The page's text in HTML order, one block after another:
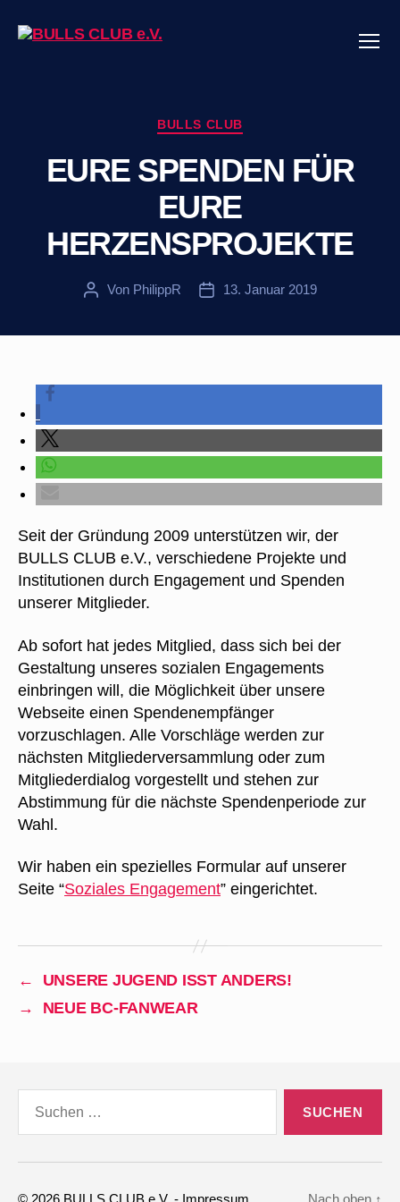
Kategorien
BULLS CLUB
EURE SPENDEN FÜR
EURE
HERZENSPROJEKTE
Beitragsautor
Von PhilippR Veröffentlichungsdatum
13. Januar 2019
Seit der Gründung 2009 unterstützen wir, der
BULLS CLUB e.V., verschiedene Projekte und
Institutionen durch Engagement und Spenden
unserer Mitglieder.
Ab sofort hat jedes Mitglied, dass sich bei der
Gestaltung unseres sozialen Engagements
einbringen will, die Möglichkeit über unsere
Webseite einen Spendenempfänger
vorzuschlagen. Alle Vorschläge werden zur
nächsten Mitgliederversammlung oder zum
Mitgliederdialog vorgestellt und stehen zur
Abstimmung für die nächste Spendenperiode zur
Wahl.
Wir haben ein spezielles Formular auf unserer
Seite “Soziales Engagement” eingerichtet.
←
UNSERE JUGEND ISST ANDERS!
→
NEUE BC-FANWEAR
nach:
© 2026 BULLS CLUB e.V. - Impressum Nach oben ↑